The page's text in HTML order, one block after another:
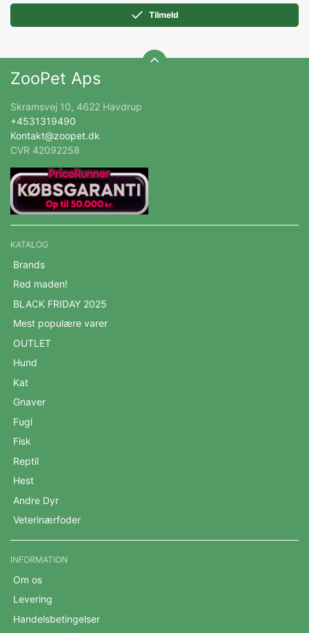
Tilmeld
ZooPet Aps
Skramsvej 10, 4622 Havdrup
+4531319490
Kontakt@zoopet.dk
CVR 42092258
KATALOG
Brands
Red maden!
BLACK FRIDAY 2025
Mest populære varer
OUTLET
Hund
Kat
Gnaver
Fugl
Fisk
Reptil
Hest
Andre Dyr
Veterinærfoder
INFORMATION
Om os
Levering
Handelsbetingelser